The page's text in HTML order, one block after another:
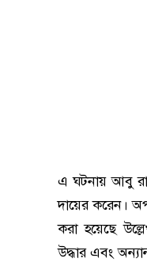
এ ঘটনায় আবু
দায়ের করেন।
করা হয়েছে
উদ্ধার এবং